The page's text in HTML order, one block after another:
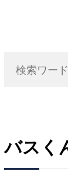
バスく